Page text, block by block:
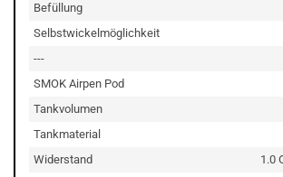
Befüllung
Selbstwickelmöglichkeit
---
SMOK Airpen Pod
Tankvolumen
Tankmaterial
Widerstand
1.0